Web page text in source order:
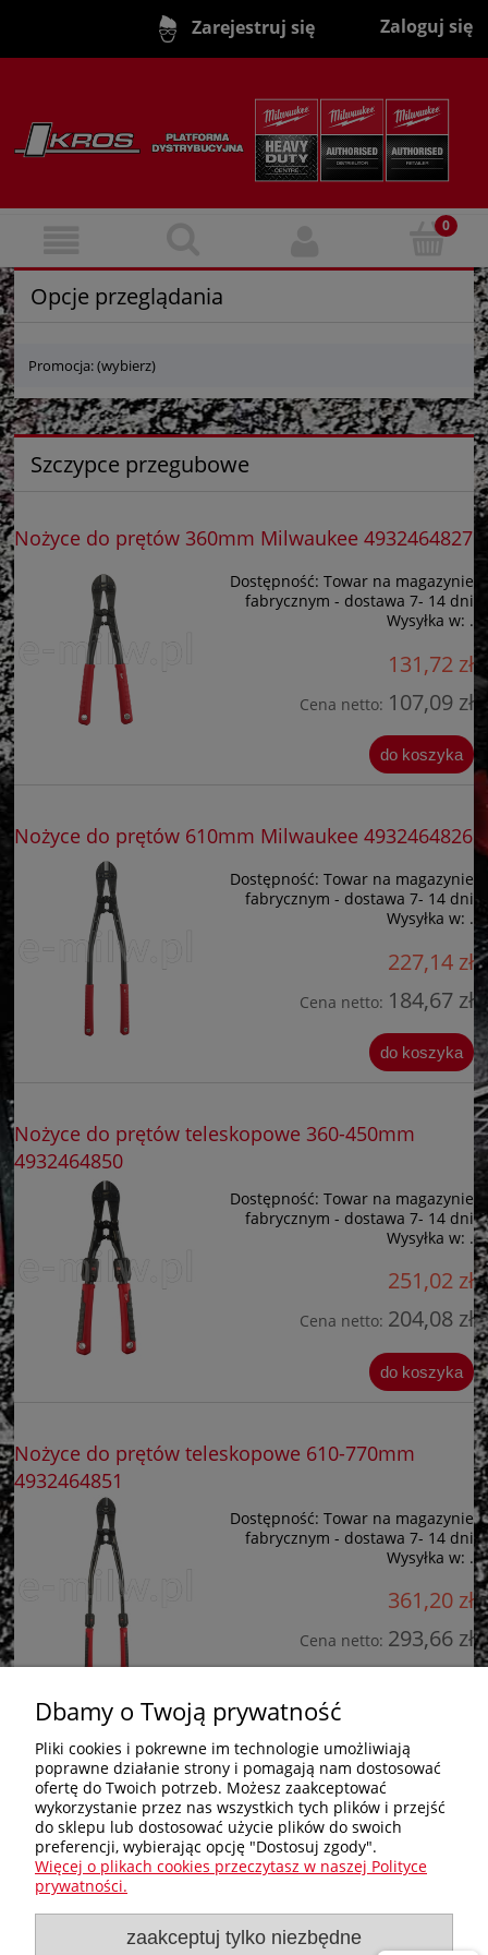
Zarejestruj się Zaloguj się
Opcje przeglądania
Promocja: (wybierz)
Szczypce przegubowe
Nożyce do prętów 360mm Milwaukee 4932464827
Dostępność: Towar na magazynie
fabrycznym - dostawa 7- 14 dni
Wysyłka w: .
131,72 zł
Cena netto: 107,09 zł
do koszyka
Nożyce do prętów 610mm Milwaukee 4932464826
Dostępność: Towar na magazynie
fabrycznym - dostawa 7- 14 dni
Wysyłka w: .
227,14 zł
Cena netto: 184,67 zł
do koszyka
Nożyce do prętów teleskopowe 360-450mm
4932464850
Dostępność: Towar na magazynie
fabrycznym - dostawa 7- 14 dni
Wysyłka w: .
251,02 zł
Cena netto: 204,08 zł
do koszyka
Nożyce do prętów teleskopowe 610-770mm
4932464851
Dostępność: Towar na magazynie
fabrycznym - dostawa 7- 14 dni
Wysyłka w: .
361,20 zł
Cena netto: 293,66 zł
Zakupy
Pomoc
Moje konto
Dbamy o Twoją prywatność
Pliki cookies i pokrewne im technologie umożliwiają
poprawne działanie strony i pomagają nam dostosować
ofertę do Twoich potrzeb. Możesz zaakceptować
wykorzystanie przez nas wszystkich tych plików i przejść
do sklepu lub dostosować użycie plików do swoich
preferencji, wybierając opcję "Dostosuj zgody".
Więcej o plikach cookies przeczytasz w naszej Polityce
prywatności.
zaakceptuj tylko niezbędne